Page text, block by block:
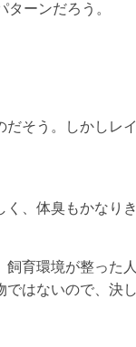
ーンだろう。
だそう。しかしレ
、体臭もかなりき
育環境が整った人
はないので、決